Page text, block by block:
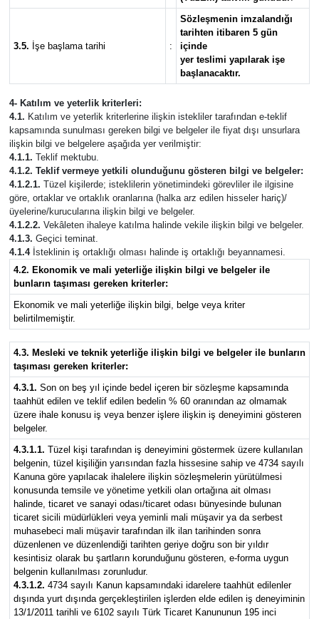
3.5. İşe başlama tarihi :
Sözleşmenin imzalandığı
tarihten itibaren 5 gün
içinde
yer teslimi yapılarak işe
başlanacaktır.
4- Katılım ve yeterlik kriterleri:
4.1. Katılım ve yeterlik kriterlerine ilişkin istekliler tarafından e-teklif
kapsamında sunulması gereken bilgi ve belgeler ile fiyat dışı unsurlara
ilişkin bilgi ve belgelere aşağıda yer verilmiştir:
4.1.1. Teklif mektubu.
4.1.2. Teklif vermeye yetkili olunduğunu gösteren bilgi ve belgeler:
4.1.2.1. Tüzel kişilerde; isteklilerin yönetimindeki görevliler ile ilgisine
göre, ortaklar ve ortaklık oranlarına (halka arz edilen hisseler hariç)/
üyelerine/kurucularına ilişkin bilgi ve belgeler.
4.1.2.2. Vekâleten ihaleye katılma halinde vekile ilişkin bilgi ve belgeler.
4.1.3. Geçici teminat.
4.1.4İsteklinin iş ortaklığı olması halinde iş ortaklığı beyannamesi.
4.2. Ekonomik ve mali yeterliğe ilişkin bilgi ve belgeler ile
bunların taşıması gereken kriterler:
Ekonomik ve mali yeterliğe ilişkin bilgi, belge veya kriter
belirtilmemiştir.
4.3. Mesleki ve teknik yeterliğe ilişkin bilgi ve belgeler ile bunların
taşıması gereken kriterler:
4.3.1. Son on beş yıl içinde bedel içeren bir sözleşme kapsamında
taahhüt edilen ve teklif edilen bedelin % 60 oranından az olmamak
üzere ihale konusu iş veya benzer işlere ilişkin iş deneyimini gösteren
belgeler.
4.3.1.1. Tüzel kişi tarafından iş deneyimini göstermek üzere kullanılan
belgenin, tüzel kişiliğin yarısından fazla hissesine sahip ve 4734 sayılı
Kanuna göre yapılacak ihalelere ilişkin sözleşmelerin yürütülmesi
konusunda temsile ve yönetime yetkili olan ortağına ait olması
halinde, ticaret ve sanayi odası/ticaret odası bünyesinde bulunan
ticaret sicili müdürlükleri veya yeminli mali müşavir ya da serbest
muhasebeci mali müşavir tarafından ilk ilan tarihinden sonra
düzenlenen ve düzenlendiği tarihten geriye doğru son bir yıldır
kesintisiz olarak bu şartların korunduğunu gösteren, e-forma uygun
belgenin kullanılması zorunludur.
4.3.1.2. 4734 sayılı Kanun kapsamındaki idarelere taahhüt edilenler
dışında yurt dışında gerçekleştirilen işlerden elde edilen iş deneyiminin
13/1/2011 tarihli ve 6102 sayılı Türk Ticaret Kanununun 195 inci